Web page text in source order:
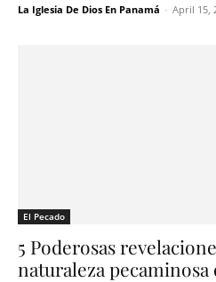
La Iglesia De Dios En Panamá - April 15,
El Pecado
5 Poderosas
naturaleza